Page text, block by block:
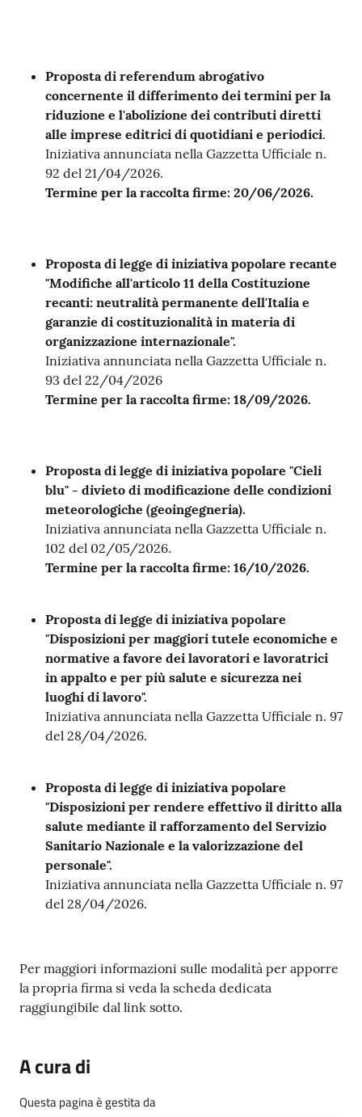
argomenti...
Seguici
Contenuto
Proposta di referendum abrogativo
concernente il differimento dei termini per la
riduzione e l'abolizione dei contributi diretti
alle imprese editrici di quotidiani e periodici.
Iniziativa annunciata nella Gazzetta Ufficiale n.
92 del 21/04/2026.
Termine per la raccolta firme: 20/06/2026.
Proposta di legge di iniziativa popolare recante
"Modifiche all'articolo 11 della Costituzione
recanti: neutralità permanente dell'Italia e
garanzie di costituzionalità in materia di
organizzazione internazionale".
Iniziativa annunciata nella Gazzetta Ufficiale n.
93 del 22/04/2026
Termine per la raccolta firme: 18/09/2026.
Proposta di legge di iniziativa popolare "Cieli
blu" - divieto di modificazione delle condizioni
meteorologiche (geoingegneria).
Iniziativa annunciata nella Gazzetta Ufficiale n.
102 del 02/05/2026.
Termine per la raccolta firme: 16/10/2026.
Proposta di legge di iniziativa popolare
"Disposizioni per maggiori tutele economiche e
normative a favore dei lavoratori e lavoratrici
in appalto e per più salute e sicurezza nei
luoghi di lavoro".
Iniziativa annunciata nella Gazzetta Ufficiale n. 97
del 28/04/2026.
Proposta di legge di iniziativa popolare
"Disposizioni per rendere effettivo il diritto alla
salute mediante il rafforzamento del Servizio
Sanitario Nazionale e la valorizzazione del
personale".
Iniziativa annunciata nella Gazzetta Ufficiale n. 97
del 28/04/2026.
Per maggiori informazioni sulle modalità per apporre
la propria firma si veda la scheda dedicata
raggiungibile dal link sotto.
A cura di
Questa pagina è gestita da